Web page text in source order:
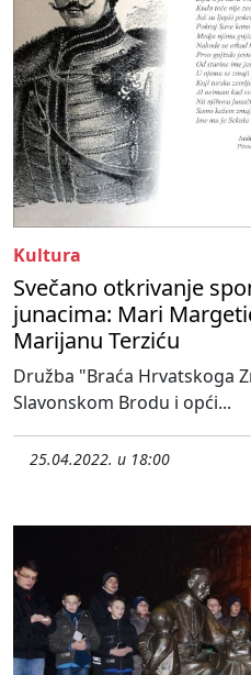
Kultura
Svečano otkrivanje
junacima: Mari
Marijanu Terziću
Družba "Braća Hrvatskoga
Slavonskom Brodu i opći...
25.04.2022. u 18:00